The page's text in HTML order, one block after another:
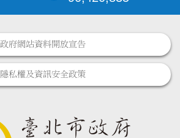
政府網站資料開放宣告
隱私權及資訊安全政策